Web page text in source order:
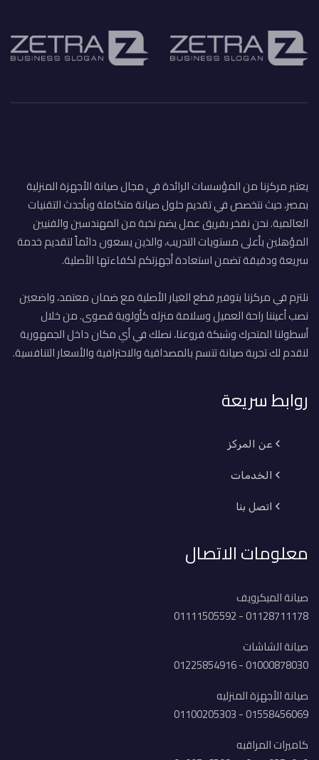
يعتبر مركزنا من المؤسسات الرائدة في مجال صيانة الأجهزة المنزلية
بمصر، حيث نتخصص في تقديم حلول صيانة متكاملة وبأحدث التقنيات
العالمية. نحن نفخر بفريق عمل يضم نخبة من المهندسين والفنيين
المؤهلين بأعلى مستويات التدريب، والذين يسعون دائماً لتقديم خدمة
سريعة ودقيقة تضمن استعادة أجهزتكم لكفاءتها الأصلية.
نلتزم في مركزنا بتوفير قطع الغيار الأصلية مع ضمان معتمد، واضعين
نصب أعيننا راحة العميل وسلامة منزله كأولوية قصوى. من خلال
أسطولنا المتحرك وشبكة فروعنا، نصلك في أي مكان داخل الجمهورية
لنقدم لك تجربة صيانة تتسم بالمصداقية والاحترافية والأسعار التنافسية.
روابط سريعة
عن المركز
الخدمات
اتصل بنا
معلومات الاتصال
صيانة الميكرويف
01128711178 - 01111505592
صيانة الشاشات
01000878030 - 01225854916
صيانة الأجهزة المنزليه
01558456069 - 01100205303
كاميرات المراقبه